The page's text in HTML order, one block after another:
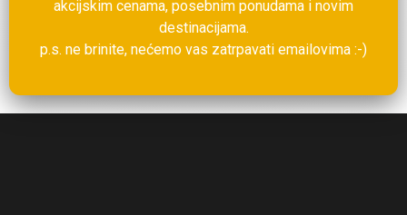
akcijskim cenama, posebnim ponudama i novim
destinacijama.
p.s. ne brinite, nećemo vas zatrpavati emailovima :-)